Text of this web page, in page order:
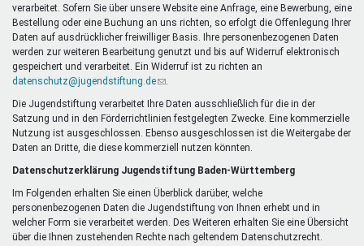
Schule & Beruf
Demokratie & Beteiligung
verarbeitet. Sofern Sie über unsere Website eine Anfrage, eine Bewerbung, eine
Bestellung oder eine Buchung an uns richten, so erfolgt die Offenlegung Ihrer
Daten auf ausdrücklicher freiwilliger Basis. Ihre personenbezogenen Daten
werden zur weiteren Bearbeitung genutzt und bis auf Widerruf elektronisch
gespeichert und verarbeitet. Ein Widerruf ist zu richten an
datenschutz@jugendstiftung.de(Link
E-
Mail)
Die Jugendstiftung verarbeitet Ihre Daten ausschließlich für die in der
Satzung und in den Förderrichtlinien festgelegten Zwecke. Eine kommerzielle
Nutzung ist ausgeschlossen. Ebenso ausgeschlossen ist die Weitergabe der
Daten an Dritte, die diese kommerziell nutzen könnten.
Datenschutzerklärung Jugendstiftung Baden-Württemberg
Im Folgenden erhalten Sie einen Überblick darüber, welche
personenbezogenen Daten die Jugendstiftung von Ihnen erhebt und in
welcher Form sie verarbeitet werden. Des Weiteren erhalten Sie eine Übersicht
über die Ihnen zustehenden Rechte nach geltendem Datenschutzrecht.